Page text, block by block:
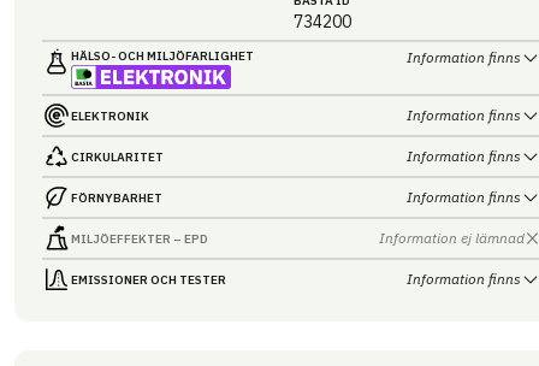
734200
HÄLSO- OCH MILJÖ­FARLIGHET Information finns
ELEKTRONIK Information finns
CIRKULARITET Information finns
FÖRNYBARHET Information finns
MILJÖEFFEKTER – EPD Information ej lämnad
EMISSIONER OCH TESTER Information finns